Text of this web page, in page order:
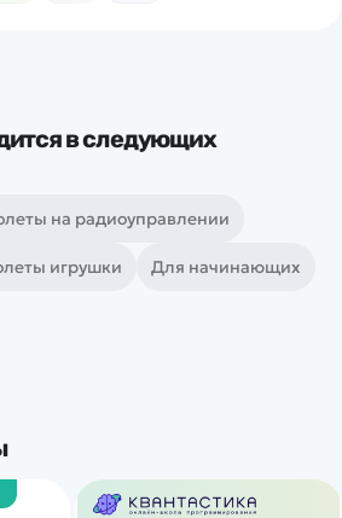
в следующих
на радиоуправлении
игрушки Для начинающих